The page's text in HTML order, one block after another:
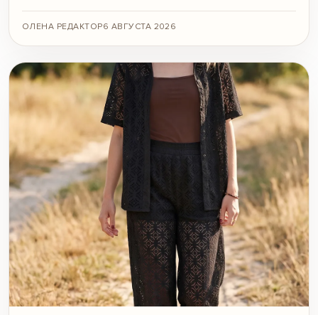
ОЛЕНА РЕДАКТОР6 АВГУСТА 2026